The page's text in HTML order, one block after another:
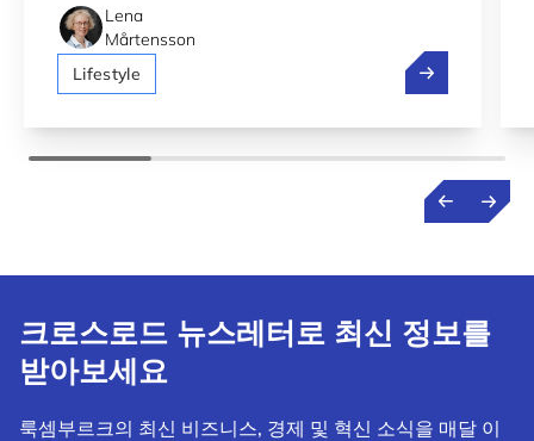
Lena
Mårtensson
Lifestyle
Luxembourg
크로스로드 뉴스레터로 최신 정보를
받아보세요
룩셈부르크의 최신 비즈니스, 경제 및 혁신 소식을 매달 이